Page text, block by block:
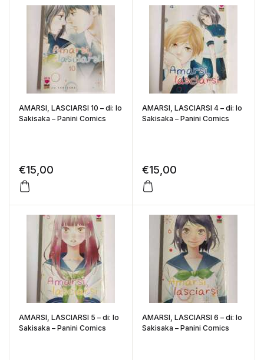
AMARSI, LASCIARSI 10 – di: Io
Sakisaka – Panini Comics
€15,00
AMARSI, LASCIARSI 4 – di: Io
Sakisaka – Panini Comics
€15,00
AMARSI, LASCIARSI 5 – di: Io
Sakisaka – Panini Comics
AMARSI, LASCIARSI 6 – di: Io
Sakisaka – Panini Comics